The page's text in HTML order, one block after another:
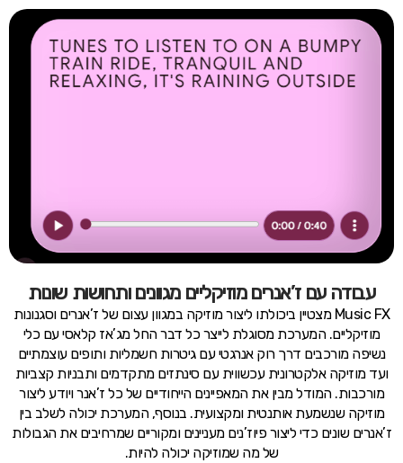
עבודה עם ז’אנרים מוזיקליים מגוונים ותחושות שונות
Music FX מצטיין ביכולתו ליצור מוזיקה במגוון עצום של ז’אנרים וסגנונות
מוזיקליים. המערכת מסוגלת לייצר כל דבר החל מג’אז קלאסי עם כלי
נשיפה מורכבים דרך רוק אנרגטי עם גיטרות חשמליות ותופים עוצמתיים
ועד מוזיקה אלקטרונית עכשווית עם סינתזים מתקדמים ותבניות קצביות
מורכבות. המודל מבין את המאפיינים הייחודיים של כל ז’אנר ויודע ליצור
מוזיקה שנשמעת אותנטית ומקצועית. בנוסף, המערכת יכולה לשלב בין
ז’אנרים שונים כדי ליצור פיוז’נים מעניינים ומקוריים שמרחיבים את הגבולות
של מה שמוזיקה יכולה להיות.